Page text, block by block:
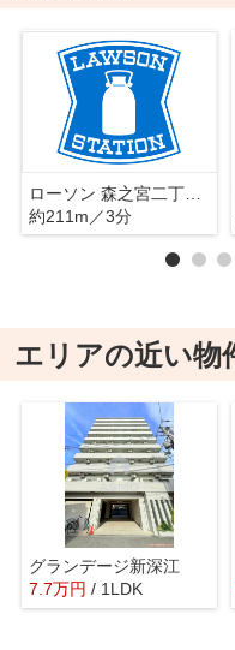
ローソン 森之宮二丁目店
約211m／3分
エリアの近い物
グランデージ新深江
7.7万円 / 1LDK